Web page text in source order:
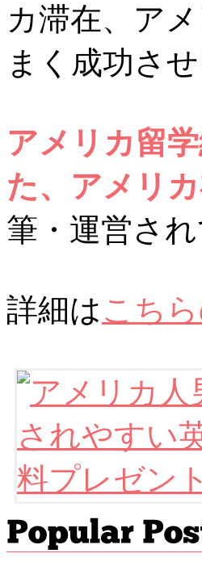
カ滞在、ア
まく成功さ
アメリカ留
た、アメリ
筆・運営され
詳細はこち